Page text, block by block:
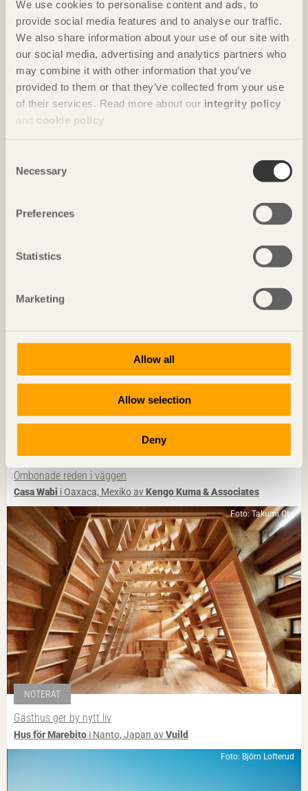
We use cookies to personalise content and ads, to
provide social media features and to analyse our traffic.
We also share information about your use of our site with
our social media, advertising and analytics partners who
may combine it with other information that you’ve
provided to them or that they’ve collected from your use
of their services. Read more about our integrity policy
and cookie policy
Selection
Necessary
Preferences
Statistics
Marketing
Allow all
Allow selection
Deny
Botanikerni Uppsala avAxeloth arkitekter
Foto: Senichiro Nogami
NOTERAT
Meiken HQ
Ombonade reden i väggen
Casa Wabi i Oaxaca, Mexiko avKengo Kuma & Associates
Foto: Takumi Ota
NOTERAT
Gästhus ger by nytt liv
Hus för Marebito i Nanto, Japan avVuild
Foto: Björn Lofterud